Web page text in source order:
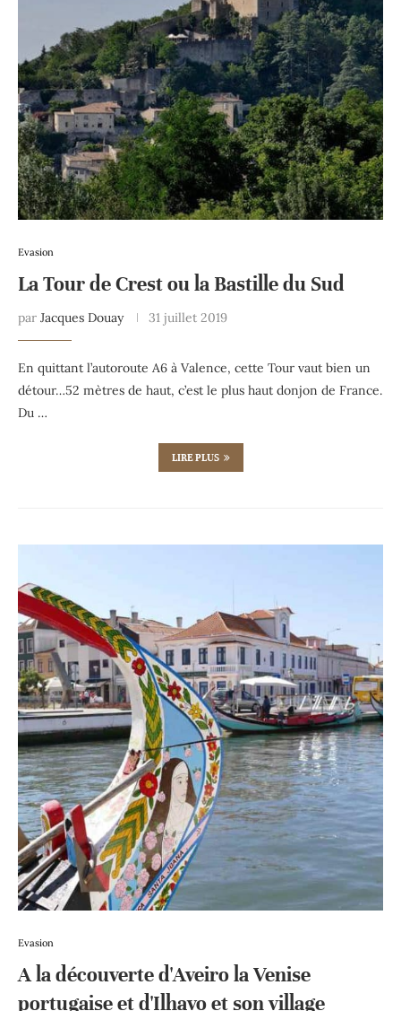
Evasion
La Tour de Crest ou la Bastille du Sud
par Jacques Douay 31 juillet 2019
En quittant l’autoroute A6 à Valence, cette Tour vaut bien un
détour…52 mètres de haut, c’est le plus haut donjon de France.
Du …
LIRE PLUS
Evasion
A la découverte d'Aveiro la Venise
portugaise et d'Ilhavo et son village